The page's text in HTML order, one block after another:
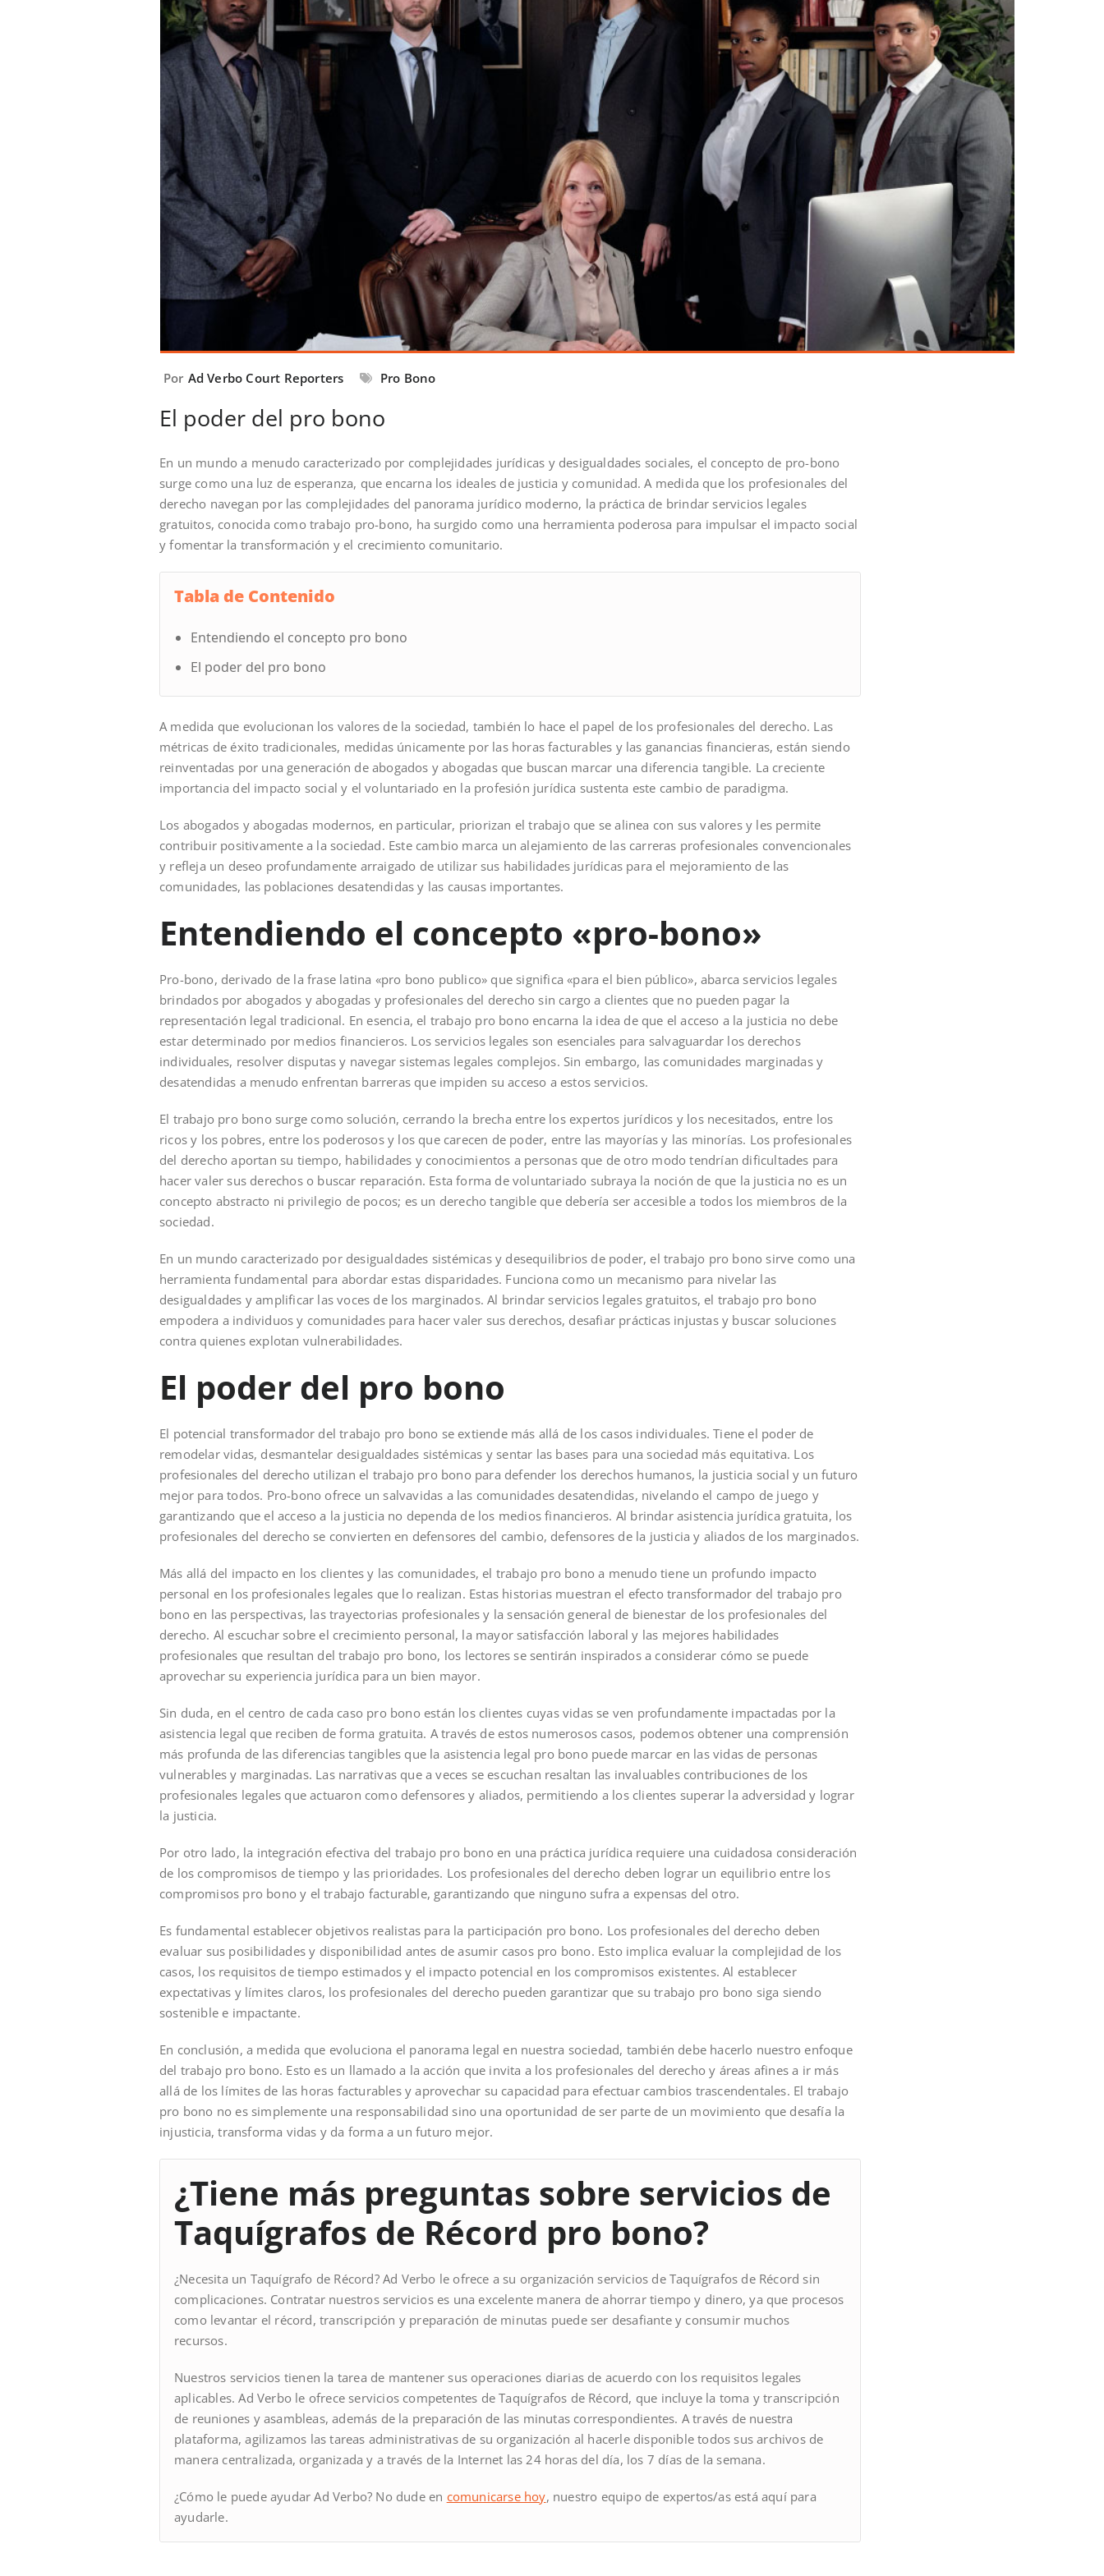
Por Ad Verbo Court Reporters Pro Bono
El poder del pro bono
En un mundo a menudo caracterizado por complejidades jurídicas y desigualdades sociales, el concepto de pro-bono
surge como una luz de esperanza, que encarna los ideales de justicia y comunidad. A medida que los profesionales del
derecho navegan por las complejidades del panorama jurídico moderno, la práctica de brindar servicios legales
gratuitos, conocida como trabajo pro-bono, ha surgido como una herramienta poderosa para impulsar el impacto social
y fomentar la transformación y el crecimiento comunitario.
Tabla de Contenido
Entendiendo el concepto pro bono
El poder del pro bono
A medida que evolucionan los valores de la sociedad, también lo hace el papel de los profesionales del derecho. Las
métricas de éxito tradicionales, medidas únicamente por las horas facturables y las ganancias financieras, están siendo
reinventadas por una generación de abogados y abogadas que buscan marcar una diferencia tangible. La creciente
importancia del impacto social y el voluntariado en la profesión jurídica sustenta este cambio de paradigma.
Los abogados y abogadas modernos, en particular, priorizan el trabajo que se alinea con sus valores y les permite
contribuir positivamente a la sociedad. Este cambio marca un alejamiento de las carreras profesionales convencionales
y refleja un deseo profundamente arraigado de utilizar sus habilidades jurídicas para el mejoramiento de las
comunidades, las poblaciones desatendidas y las causas importantes.
Entendiendo el concepto «pro-bono»
Pro-bono, derivado de la frase latina «pro bono publico» que significa «para el bien público», abarca servicios legales
brindados por abogados y abogadas y profesionales del derecho sin cargo a clientes que no pueden pagar la
representación legal tradicional. En esencia, el trabajo pro bono encarna la idea de que el acceso a la justicia no debe
estar determinado por medios financieros. Los servicios legales son esenciales para salvaguardar los derechos
individuales, resolver disputas y navegar sistemas legales complejos. Sin embargo, las comunidades marginadas y
desatendidas a menudo enfrentan barreras que impiden su acceso a estos servicios.
El trabajo pro bono surge como solución, cerrando la brecha entre los expertos jurídicos y los necesitados, entre los
ricos y los pobres, entre los poderosos y los que carecen de poder, entre las mayorías y las minorías. Los profesionales
del derecho aportan su tiempo, habilidades y conocimientos a personas que de otro modo tendrían dificultades para
hacer valer sus derechos o buscar reparación. Esta forma de voluntariado subraya la noción de que la justicia no es un
concepto abstracto ni privilegio de pocos; es un derecho tangible que debería ser accesible a todos los miembros de la
sociedad.
En un mundo caracterizado por desigualdades sistémicas y desequilibrios de poder, el trabajo pro bono sirve como una
herramienta fundamental para abordar estas disparidades. Funciona como un mecanismo para nivelar las
desigualdades y amplificar las voces de los marginados. Al brindar servicios legales gratuitos, el trabajo pro bono
empodera a individuos y comunidades para hacer valer sus derechos, desafiar prácticas injustas y buscar soluciones
contra quienes explotan vulnerabilidades.
El poder del pro bono
El potencial transformador del trabajo pro bono se extiende más allá de los casos individuales. Tiene el poder de
remodelar vidas, desmantelar desigualdades sistémicas y sentar las bases para una sociedad más equitativa. Los
profesionales del derecho utilizan el trabajo pro bono para defender los derechos humanos, la justicia social y un futuro
mejor para todos. Pro-bono ofrece un salvavidas a las comunidades desatendidas, nivelando el campo de juego y
garantizando que el acceso a la justicia no dependa de los medios financieros. Al brindar asistencia jurídica gratuita, los
profesionales del derecho se convierten en defensores del cambio, defensores de la justicia y aliados de los marginados.
Más allá del impacto en los clientes y las comunidades, el trabajo pro bono a menudo tiene un profundo impacto
personal en los profesionales legales que lo realizan. Estas historias muestran el efecto transformador del trabajo pro
bono en las perspectivas, las trayectorias profesionales y la sensación general de bienestar de los profesionales del
derecho. Al escuchar sobre el crecimiento personal, la mayor satisfacción laboral y las mejores habilidades
profesionales que resultan del trabajo pro bono, los lectores se sentirán inspirados a considerar cómo se puede
aprovechar su experiencia jurídica para un bien mayor.
Sin duda, en el centro de cada caso pro bono están los clientes cuyas vidas se ven profundamente impactadas por la
asistencia legal que reciben de forma gratuita. A través de estos numerosos casos, podemos obtener una comprensión
más profunda de las diferencias tangibles que la asistencia legal pro bono puede marcar en las vidas de personas
vulnerables y marginadas. Las narrativas que a veces se escuchan resaltan las invaluables contribuciones de los
profesionales legales que actuaron como defensores y aliados, permitiendo a los clientes superar la adversidad y lograr
la justicia.
Por otro lado, la integración efectiva del trabajo pro bono en una práctica jurídica requiere una cuidadosa consideración
de los compromisos de tiempo y las prioridades. Los profesionales del derecho deben lograr un equilibrio entre los
compromisos pro bono y el trabajo facturable, garantizando que ninguno sufra a expensas del otro.
Es fundamental establecer objetivos realistas para la participación pro bono. Los profesionales del derecho deben
evaluar sus posibilidades y disponibilidad antes de asumir casos pro bono. Esto implica evaluar la complejidad de los
casos, los requisitos de tiempo estimados y el impacto potencial en los compromisos existentes. Al establecer
expectativas y límites claros, los profesionales del derecho pueden garantizar que su trabajo pro bono siga siendo
sostenible e impactante.
En conclusión, a medida que evoluciona el panorama legal en nuestra sociedad, también debe hacerlo nuestro enfoque
del trabajo pro bono. Esto es un llamado a la acción que invita a los profesionales del derecho y áreas afines a ir más
allá de los límites de las horas facturables y aprovechar su capacidad para efectuar cambios trascendentales. El trabajo
pro bono no es simplemente una responsabilidad sino una oportunidad de ser parte de un movimiento que desafía la
injusticia, transforma vidas y da forma a un futuro mejor.
¿Tiene más preguntas sobre servicios de
Taquígrafos de Récord pro bono?
¿Necesita un Taquígrafo de Récord? Ad Verbo le ofrece a su organización servicios de Taquígrafos de Récord sin
complicaciones. Contratar nuestros servicios es una excelente manera de ahorrar tiempo y dinero, ya que procesos
como levantar el récord, transcripción y preparación de minutas puede ser desafiante y consumir muchos
recursos.
Nuestros servicios tienen la tarea de mantener sus operaciones diarias de acuerdo con los requisitos legales
aplicables. Ad Verbo le ofrece servicios competentes de Taquígrafos de Récord, que incluye la toma y transcripción
de reuniones y asambleas, además de la preparación de las minutas correspondientes. A través de nuestra
plataforma, agilizamos las tareas administrativas de su organización al hacerle disponible todos sus archivos de
manera centralizada, organizada y a través de la Internet las 24 horas del día, los 7 días de la semana.
¿Cómo le puede ayudar Ad Verbo? No dude en comunicarse hoy, nuestro equipo de expertos/as está aquí para
ayudarle.